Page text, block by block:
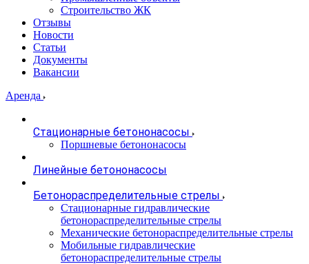
Строительство ЖК
Отзывы
Новости
Статьи
Документы
Вакансии
Аренда
Стационарные бетононасосы
Поршневые бетононасосы
Линейные бетононасосы
Бетонораспределительные стрелы
Стационарные гидравлические
бетонораспределительные стрелы
Механические бетонораспределительные стрелы
Мобильные гидравлические
бетонораспределительные стрелы